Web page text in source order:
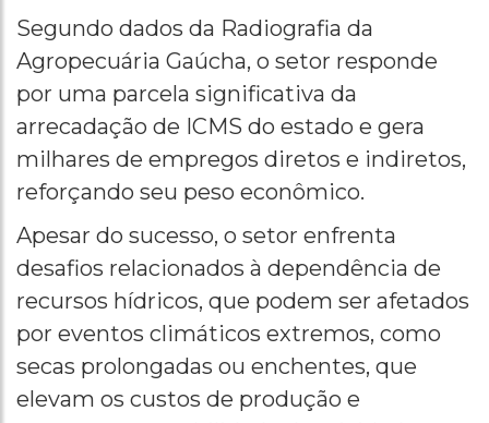
Segundo dados da Radiografia da
Agropecuária Gaúcha, o setor responde
por uma parcela significativa da
arrecadação de ICMS do estado e gera
milhares de empregos diretos e indiretos,
reforçando seu peso econômico.
Apesar do sucesso, o setor enfrenta
desafios relacionados à dependência de
recursos hídricos, que podem ser afetados
por eventos climáticos extremos, como
secas prolongadas ou enchentes, que
elevam os custos de produção e